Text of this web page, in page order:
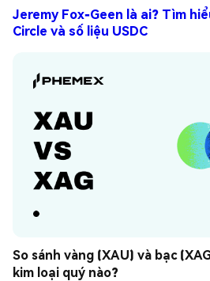
Jeremy Fox-Geen là ai? Tìm
Circle và số liệu USDC
So sánh vàng (XAU) và bạc
kim loại quý nào?